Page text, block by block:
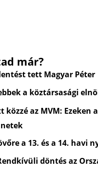
már?
tett Magyar Péter
a köztársasági
az MVM: Ezeken
a 13. és a 14. havi
döntés az